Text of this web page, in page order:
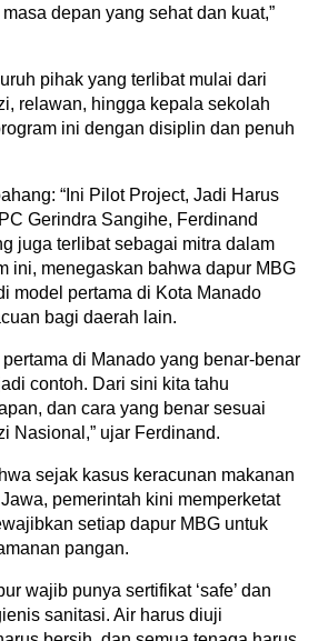
depan yang sehat dan kuat,”
pihak yang terlibat mulai dari
relawan, hingga kepala sekolah
ini dengan disiplin dan penuh
“Ini Pilot Project, Jadi Harus
Gerindra Sangihe, Ferdinand
juga terlibat sebagai mitra dalam
ini, menegaskan bahwa dapur MBG
model pertama di Kota Manado
bagi daerah lain.
di Manado yang benar-benar
contoh. Dari sini kita tahu
dan cara yang benar sesuai
Nasional,” ujar Ferdinand.
sejak kasus keracunan makanan
pemerintah kini memperketat
setiap dapur MBG untuk
pangan.
wajib punya sertifikat ‘safe’ dan
sanitasi. Air harus diuji